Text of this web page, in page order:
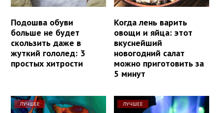
Подошва обуви
больше не будет
скользить даже в
жуткий гололед: 3
простых хитрости
Когда лень варить
овощи и яйца: этот
вкуснейший
новогодний салат
можно приготовить за
5 минут
ЛУЧШЕЕ ЛУЧШЕЕ